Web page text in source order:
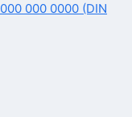
000 0000 (DIN